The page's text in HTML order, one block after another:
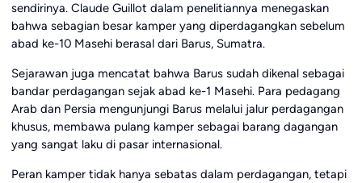
sendirinya. Claude Guillot dalam penelitiannya menegaskan
bahwa sebagian besar kamper yang diperdagangkan sebelum
abad ke-10 Masehi berasal dari Barus, Sumatra.
Sejarawan juga mencatat bahwa Barus sudah dikenal sebagai
bandar perdagangan sejak abad ke-1 Masehi. Para pedagang
Arab dan Persia mengunjungi Barus melalui jalur perdagangan
khusus, membawa pulang kamper sebagai barang dagangan
yang sangat laku di pasar internasional.
Peran kamper tidak hanya sebatas dalam perdagangan, tetapi